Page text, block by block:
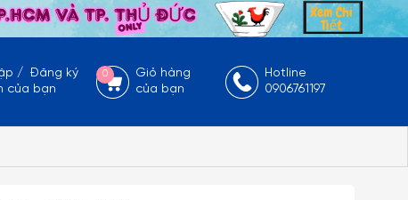
/Đăng ký
của bạn
0
Giỏ hàng
của bạn
Hotline
0906761197